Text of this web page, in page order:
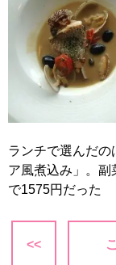
ランチで選んだの
ア風煮込み」。副
で1575円だった
<<